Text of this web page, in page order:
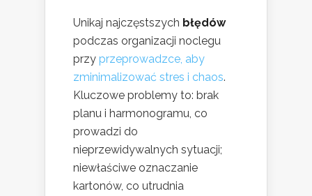
Unikaj najczęstszych błędów
podczas organizacji noclegu
przy przeprowadzce, aby
zminimalizować stres i chaos.
Kluczowe problemy to: brak
planu i harmonogramu, co
prowadzi do
nieprzewidywalnych sytuacji;
niewłaściwe oznaczanie
kartonów, co utrudnia